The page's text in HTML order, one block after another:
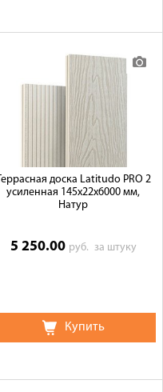
Террасная доска Latitudo PRO 2
усиленная 145х22х6000 мм,
Натур
5 250.00 руб. за штуку
Купить